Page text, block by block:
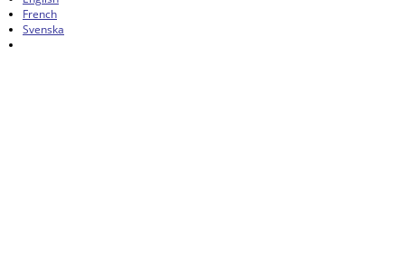
French
Svenska